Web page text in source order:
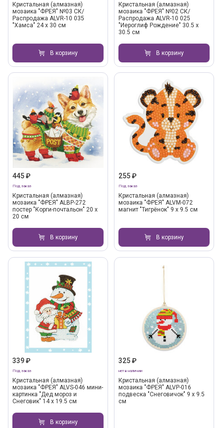
Кристальная (алмазная)
мозаика "ФРЕЯ" №03 СК/
Распродажа ALVR-10 035
"Хамса" 24 х 30 см
В корзину
Кристальная (алмазная)
мозаика "ФРЕЯ" №02 СК/
Распродажа ALVR-10 025
"Иероглиф Рождение" 30.5 х
30.5 см
В корзину
445 ₽
Под заказ
Кристальная (алмазная)
мозаика "ФРЕЯ" ALBP-272
постер "Корги-почтальон" 20 х
20 см
В корзину
255 ₽
Под заказ
Кристальная (алмазная)
мозаика "ФРЕЯ" ALVM-072
магнит "Тигрёнок" 9 х 9.5 см
В корзину
339 ₽
Под заказ
Кристальная (алмазная)
мозаика "ФРЕЯ" ALVS-046 мини-
картинка "Дед мороз и
Снеговик" 14 х 19.5 см
В корзину
325 ₽
нет в наличии
Кристальная (алмазная)
мозаика "ФРЕЯ" ALVP-016
подвеска "Снеговичок" 9 х 9.5
см